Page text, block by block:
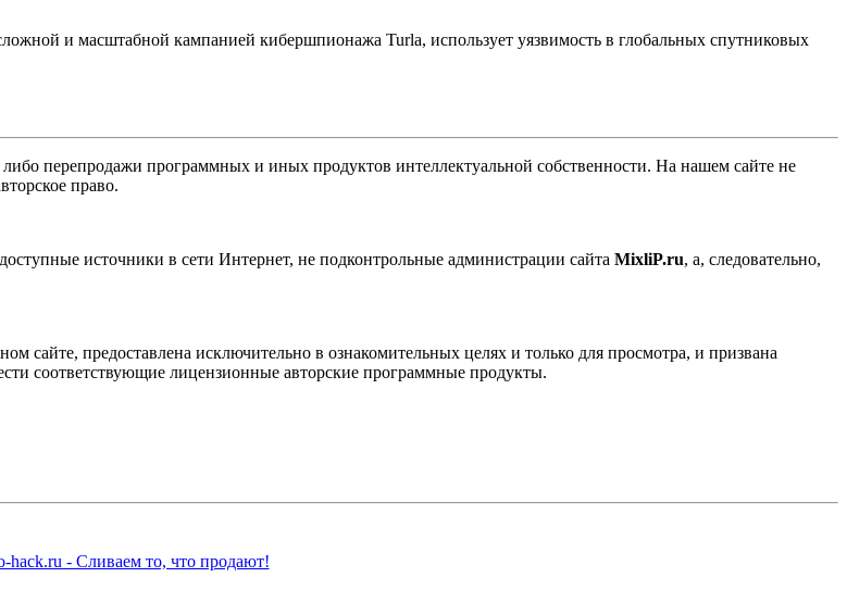
и масштабной кампанией кибершпионажа Turla, использует уязвимость в глобальных спутниковых
перепродажи программных и иных продуктов интеллектуальной собственности. На нашем сайте не
право.
источники в сети Интернет, не подконтрольные администрации сайта MixliP.ru, а, следовательно,
сайте, предоставлена исключительно в ознакомительных целях и только для просмотра, и призвана
соответствующие лицензионные авторские программные продукты.